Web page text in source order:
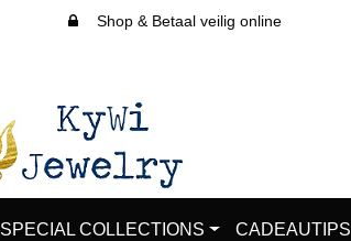
Shop & Betaal veilig online
SPECIAL COLLECTIONS CADEAUTIPS